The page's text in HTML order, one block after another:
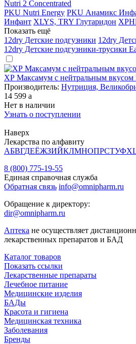
Nutri 2 Concentrated
PKU Nutri Energy PKU Анамикс
Инфант XLYS, TRY Глутаридон
Показать ещё
12dry Детские подгузники 12dry
12dry Детские подгузники-трусики
ХР Максамум с нейтральным вкусом
Производитель: Нутриция,
14 599 a
Нет в наличии
Узнать о поступлении
Наверх
Лекарства по алфавиту
АБВГДЕЁЖЗИЙКЛМНОПРСТУФХ
8 (800) 775-19-55
Единая справочная служба
Обратная связь info@omnipharm.ru
Обращение к директору:
dir@omnipharm.ru
Аптека не осуществляет
лекарственных препаратов и БАД
Каталог товаров
Показать ссылки
Лекарственные препараты
Лечебное питание
Медицинские изделия
БАДы
Красота и гигиена
Медицинская техника
Заболевания
Бренды